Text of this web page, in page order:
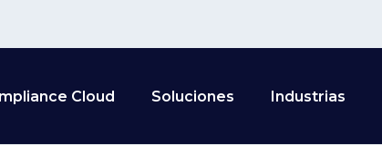
Cloud Soluciones Industrias